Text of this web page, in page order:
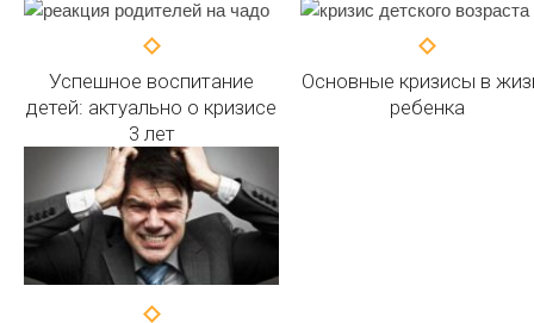
Успешное воспитание
детей: актуально о кризисе
3 лет
Основные кризисы в
ребенка